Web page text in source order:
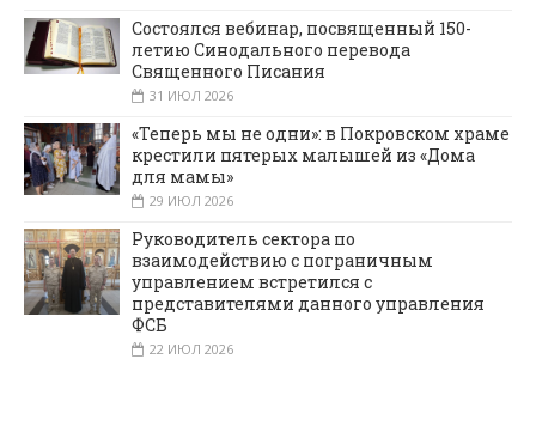
Состоялся вебинар, посвященный 150-
летию Синодального перевода
Священного Писания
31 ИЮЛ 2026
«Теперь мы не одни»: в Покровском храме
крестили пятерых малышей из «Дома
для мамы»
29 ИЮЛ 2026
Руководитель сектора по
взаимодействию с пограничным
управлением встретился с
представителями данного управления
ФСБ
22 ИЮЛ 2026